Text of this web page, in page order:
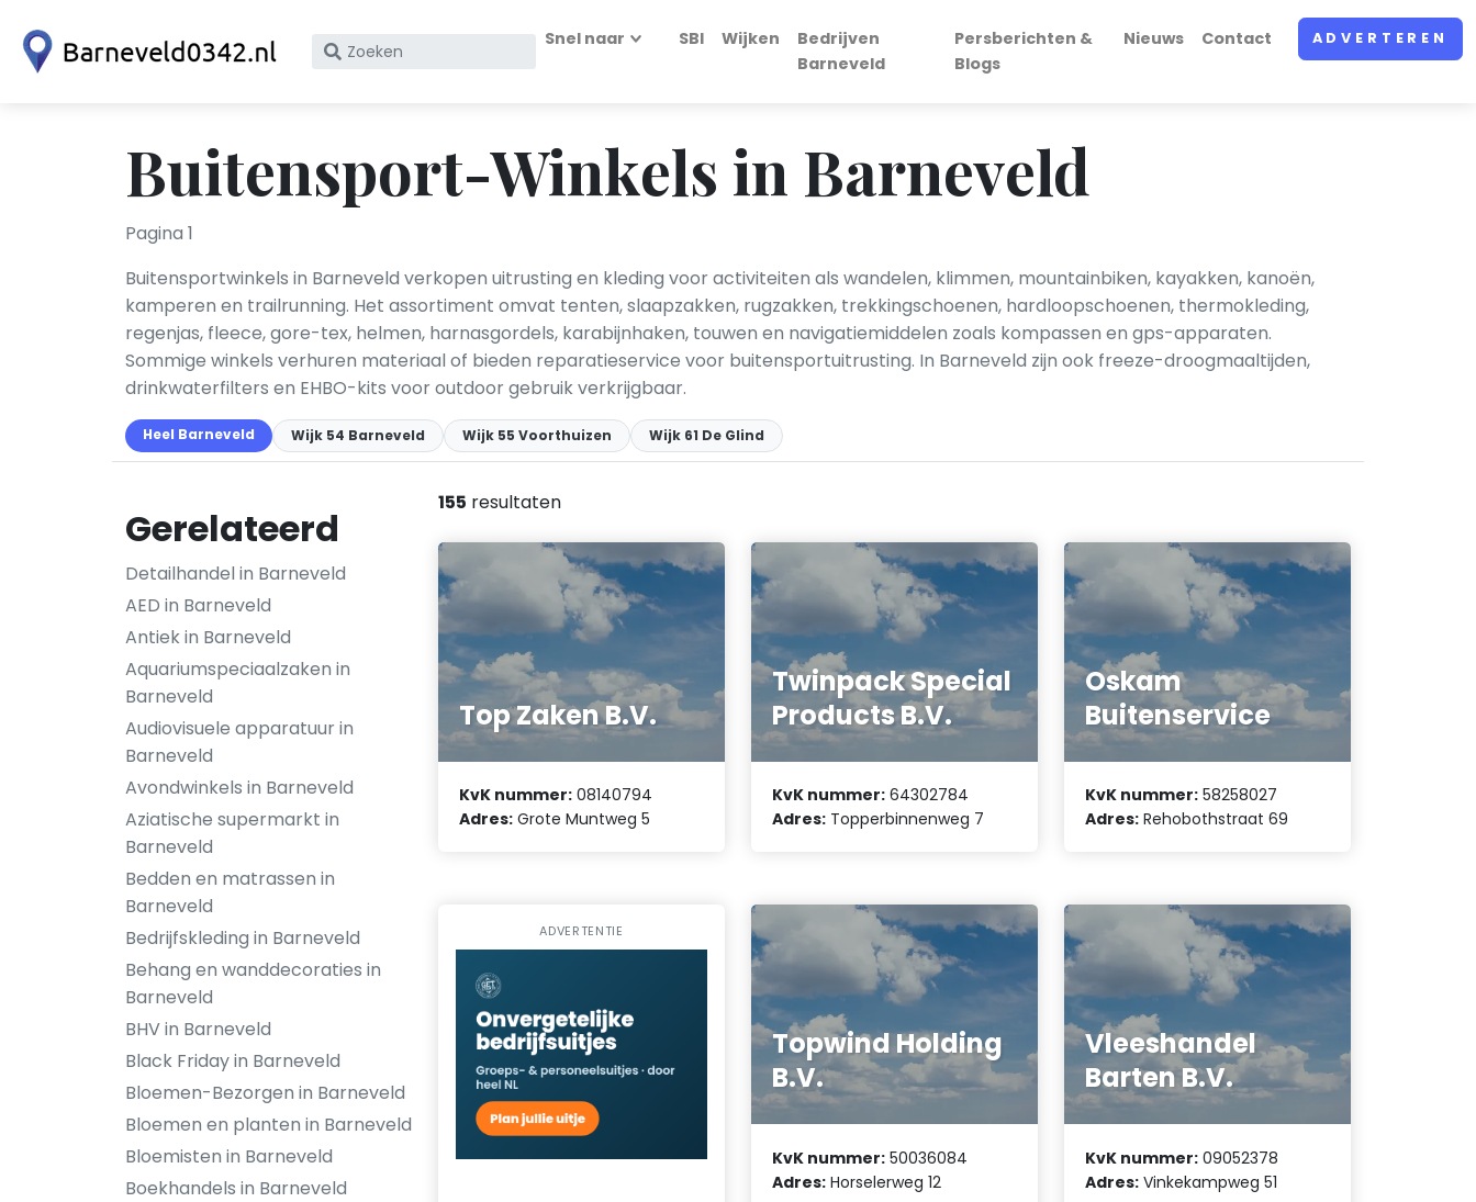
Zoek
KvK
nummer
Snel naar SBI Wijken
Bedrijven
Barneveld
Persberichten &
Blogs
Nieuws Contact ADVERTEREN
Buitensport-Winkels in Barneveld
Pagina 1
Buitensportwinkels in Barneveld verkopen uitrusting en kleding voor activiteiten als wandelen, klimmen, mountainbiken, kayakken, kanoën,
kamperen en trailrunning. Het assortiment omvat tenten, slaapzakken, rugzakken, trekkingschoenen, hardloopschoenen, thermokleding,
regenjas, fleece, gore-tex, helmen, harnasgordels, karabijnhaken, touwen en navigatiemiddelen zoals kompassen en gps-apparaten.
Sommige winkels verhuren materiaal of bieden reparatieservice voor buitensportuitrusting. In Barneveld zijn ook freeze-droogmaaltijden,
drinkwaterfilters en EHBO-kits voor outdoor gebruik verkrijgbaar.
Heel Barneveld Wijk 54 Barneveld Wijk 55 Voorthuizen Wijk 61 De Glind
Gerelateerd
Detailhandel in Barneveld
AED in Barneveld
Antiek in Barneveld
Aquariumspeciaalzaken in
Barneveld
Audiovisuele apparatuur in
Barneveld
Avondwinkels in Barneveld
Aziatische supermarkt in
Barneveld
Bedden en matrassen in
Barneveld
Bedrijfskleding in Barneveld
Behang en wanddecoraties in
Barneveld
BHV in Barneveld
Black Friday in Barneveld
Bloemen-Bezorgen in Barneveld
Bloemen en planten in Barneveld
Bloemisten in Barneveld
Boekhandels in Barneveld
155 resultaten
Top Zaken B.V.
KvK nummer: 08140794
Adres: Grote Muntweg 5
Twinpack Special
Products B.V.
KvK nummer: 64302784
Adres: Topperbinnenweg 7
Oskam
Buitenservice
KvK nummer: 58258027
Adres: Rehobothstraat 69
ADVERTENTIE
Topwind Holding
B.V.
KvK nummer: 50036084
Adres: Horselerweg 12
Vleeshandel
Barten B.V.
KvK nummer: 09052378
Adres: Vinkekampweg 51